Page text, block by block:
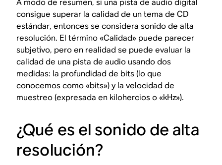
A modo de resumen, si una pista de audio digital
consiguesuperar la calidad de un tema de CD
estándar, entonces se considera sonido de alta
resolución. El término «Calidad» puede parecer
subjetivo, pero en realidad se puede evaluar la
calidad de una pista de audio usando dos
medidas: la profundidad de bits (lo que
conocemos como «bits») y la velocidad de
muestreo (expresada en kilohercios o «kHz»).
¿Qué es el sonido de alta
resolución?